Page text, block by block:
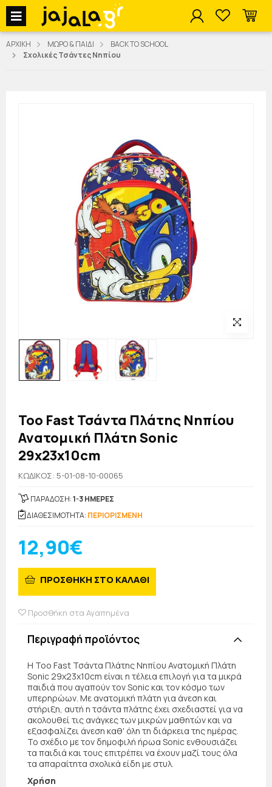
jajala Menu
ΑΡΧΙΚΗ ΜΩΡΟ & ΠΑΙΔΙ
BACK TO SCHOOL
Σχολικές Τσάντες Νηπίου
Too Fast Τσάντα Πλάτης Νηπίου
Ανατομική Πλάτη Sonic
29x23x10cm
KΩΔΙΚΟΣ: 5-01-08-10-00065
ΠΑΡΑΔΟΣΗ:1-3 ΗΜΕΡΕΣ
ΔΙΑΘΕΣΙΜΟΤΗΤΑ: ΠΕΡΙΟΡΙΣΜΕΝΗ
12,90€
ΠΡΟΣΘΗΚΗ ΣΤΟ ΚΑΛΑΘΙ
Προσθήκη στα Αγαπημένα
Περιγραφή προϊόντος
Η Too Fast Τσάντα Πλάτης Νηπίου Ανατομική Πλάτη
Sonic 29x23x10cm είναι η τέλεια επιλογή για τα μικρά
παιδιά που αγαπούν τον Sonic και τον κόσμο των
υπερηρώων. Με ανατομική πλάτη για άνεση και
στήριξη, αυτή η τσάντα πλάτης έχει σχεδιαστεί για να
ακολουθεί τις ανάγκες των μικρών μαθητών και να
εξασφαλίζει άνεση καθ' όλη τη διάρκεια της ημέρας.
Το σχέδιο με τον δημοφιλή ήρωα Sonic ενθουσιάζει
τα παιδιά και τους επιτρέπει να έχουν μαζί τους όλα
τα απαραίτητα σχολικά είδη με στυλ.
Χρήση